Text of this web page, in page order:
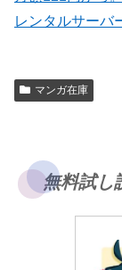
レンタルサーバ
マンガ在庫
無料試し